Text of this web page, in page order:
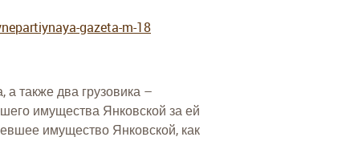
gazeta-m-18
также два грузовика –
имущества Янковской за ей
имущество Янковской, как